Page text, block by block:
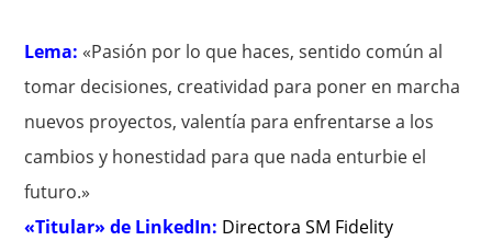
Lema: «Pasión por lo que haces, sentido común al
tomar decisiones, creatividad para poner en marcha
nuevos proyectos, valentía para enfrentarse a los
cambios y honestidad para que nada enturbie el
futuro.»
«Titular» de LinkedIn: Directora SM Fidelity